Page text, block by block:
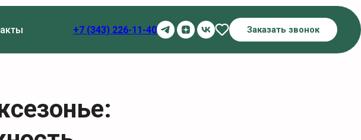
+7 (343) 226-11-40 Заказать звонок